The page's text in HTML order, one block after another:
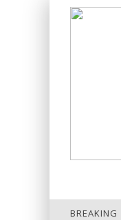
BREAKING